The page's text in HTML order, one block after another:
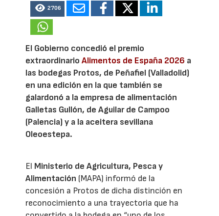
2706
El Gobierno concedió el premio
extraordinarioAlimentos de España 2026 a
las bodegas Protos, de Peñafiel (Valladolid)
en una edición en la que también se
galardonó a la empresa de alimentación
Galletas Gullón, de Aguilar de Campoo
(Palencia) y a la aceitera sevillana
Oleoestepa.
El Ministerio de Agricultura, Pesca y
Alimentación (MAPA) informó de la
concesión a Protos de dicha distinción en
reconocimiento a una trayectoria que ha